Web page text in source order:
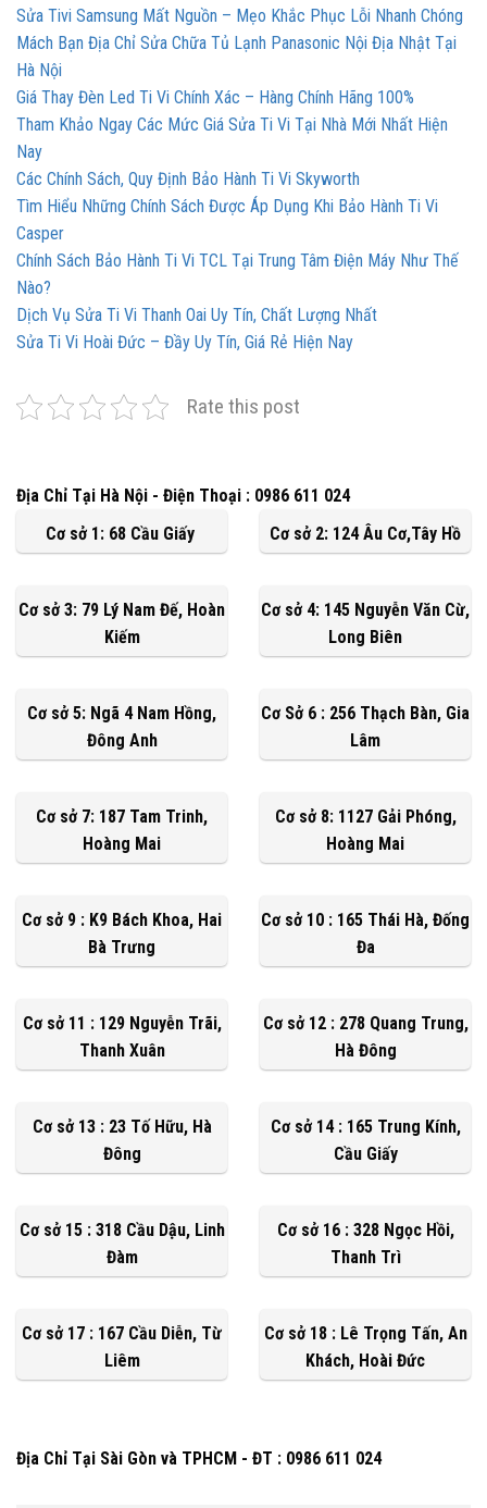
Sửa Tivi Samsung Mất Nguồn – Mẹo Khắc Phục Lỗi Nhanh Chóng
Mách Bạn Địa Chỉ Sửa Chữa Tủ Lạnh Panasonic Nội Địa Nhật Tại
Hà Nội
Giá Thay Đèn Led Ti Vi Chính Xác – Hàng Chính Hãng 100%
Tham Khảo Ngay Các Mức Giá Sửa Ti Vi Tại Nhà Mới Nhất Hiện
Nay
Các Chính Sách, Quy Định Bảo Hành Ti Vi Skyworth
Tìm Hiểu Những Chính Sách Được Áp Dụng Khi Bảo Hành Ti Vi
Casper
Chính Sách Bảo Hành Ti Vi TCL Tại Trung Tâm Điện Máy Như Thế
Nào?
Dịch Vụ Sửa Ti Vi Thanh Oai Uy Tín, Chất Lượng Nhất
Sửa Ti Vi Hoài Đức – Đầy Uy Tín, Giá Rẻ Hiện Nay
Rate this post
Địa Chỉ Tại Hà Nội - Điện Thoại : 0986 611 024
Cơ sở 1: 68 Cầu Giấy
Cơ sở 2: 124 Âu Cơ,Tây Hồ
Cơ sở 3: 79 Lý Nam Đế, Hoàn
Kiếm
Cơ sở 4: 145 Nguyễn Văn Cừ,
Long Biên
Cơ sở 5: Ngã 4 Nam Hồng,
Đông Anh
Cơ Sở 6 : 256 Thạch Bàn, Gia
Lâm
Cơ sở 7: 187 Tam Trinh,
Hoàng Mai
Cơ sở 8: 1127 Gải Phóng,
Hoàng Mai
Cơ sở 9 : K9 Bách Khoa, Hai
Bà Trưng
Cơ sở 10 : 165 Thái Hà, Đống
Đa
Cơ sở 11 : 129 Nguyễn Trãi,
Thanh Xuân
Cơ sở 12 : 278 Quang Trung,
Hà Đông
Cơ sở 13 : 23 Tố Hữu, Hà
Đông
Cơ sở 14 : 165 Trung Kính,
Cầu Giấy
Cơ sở 15 : 318 Cầu Dậu, Linh
Đàm
Cơ sở 16 : 328 Ngọc Hồi,
Thanh Trì
Cơ sở 17 : 167 Cầu Diễn, Từ
Liêm
Cơ sở 18 : Lê Trọng Tấn, An
Khách, Hoài Đức
Địa Chỉ Tại Sài Gòn và TPHCM - ĐT : 0986 611 024